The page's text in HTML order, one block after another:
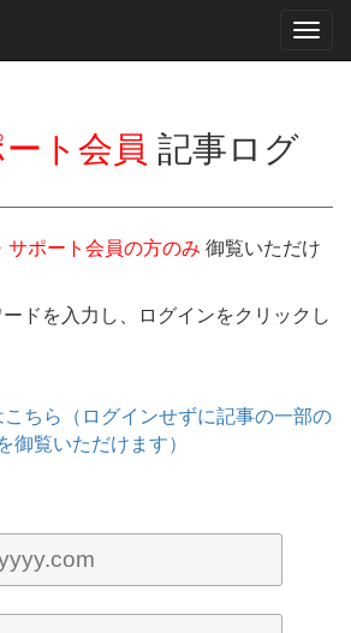
ト会員 記事ログ
サポート会員の方のみ 御覧いただけ
ドを入力し、ログインをクリックし
ちら（ログインせずに記事の一部の
御覧いただけます）